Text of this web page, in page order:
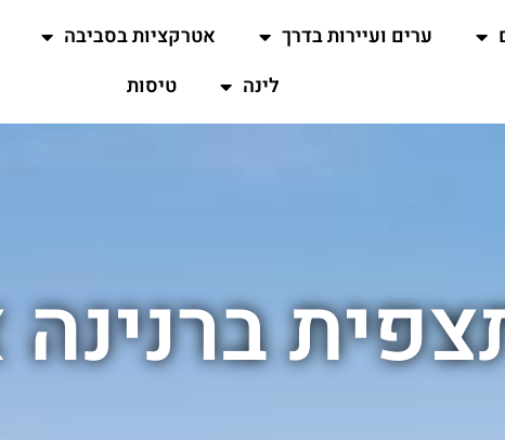
ערים ועיירות בדרך
אטרקציות בסביבה
לינה
טיסות